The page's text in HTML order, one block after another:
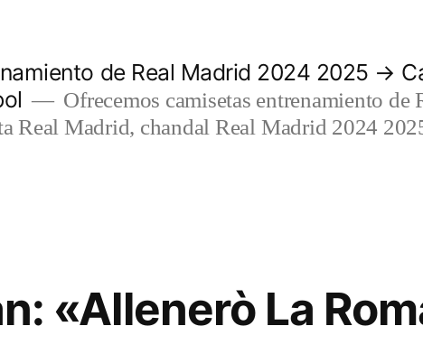
de Real Madrid 2024 2025 →
Ofrecemos camisetas entrenamiento
Real Madrid, chandal Real Madrid 2024
«Allenerò La